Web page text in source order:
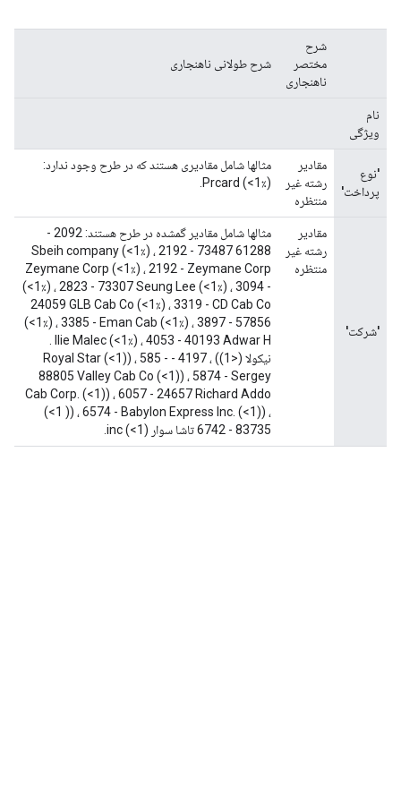
شرح
مختصر
ناهنجاری
شرح طولانی ناهنجاری
نام
ویژگی
'نوع
پرداخت'
مقادیر
رشته غیر
منتظره
مثالها شامل مقادیری هستند که در طرح وجود ندارد:
Prcard (<1٪).
'شرکت'
مقادیر
رشته غیر
منتظره
مثالها شامل مقادیر گمشده در طرح هستند: 2092 -
61288 Sbeih company (<1٪) ، 2192 - 73487
Zeymane Corp (<1٪) ، 2192 - Zeymane Corp
(<1٪) ، 2823 - 73307 Seung Lee (<1٪) ، 3094 -
24059 GLB Cab Co (<1٪) ، 3319 - CD Cab Co
(<1٪) ، 3385 - Eman Cab (<1٪) ، 3897 - 57856
نیکولا (<1)) ، 4197 - Royal Star (<1)) ، 585 -
88805 Valley Cab Co (<1)) ، 5874 - Sergey
Cab Corp. (<1)) ، 6057 - 24657 Richard Addo
(<1 )) ، 6574 - Babylon Express Inc. (<1)) ،
6742 - 83735 تاشا سوار inc (<1).